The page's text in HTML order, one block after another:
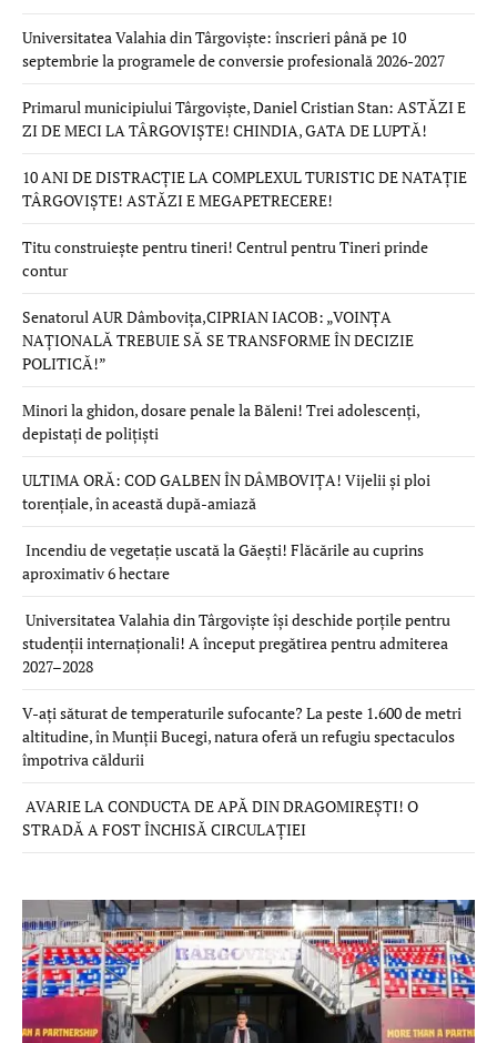
Universitatea Valahia din Târgoviște: înscrieri până pe 10
septembrie la programele de conversie profesională 2026-2027
Primarul municipiului Târgoviște, Daniel Cristian Stan: ASTĂZI E
ZI DE MECI LA TÂRGOVIȘTE! CHINDIA, GATA DE LUPTĂ!
10 ANI DE DISTRACȚIE LA COMPLEXUL TURISTIC DE NATAȚIE
TÂRGOVIȘTE! ASTĂZI E MEGAPETRECERE!
Titu construiește pentru tineri! Centrul pentru Tineri prinde
contur
Senatorul AUR Dâmbovița,CIPRIAN IACOB: „VOINȚA
NAȚIONALĂ TREBUIE SĂ SE TRANSFORME ÎN DECIZIE
POLITICĂ!”
Minori la ghidon, dosare penale la Băleni! Trei adolescenți,
depistați de polițiști
ULTIMA ORĂ: COD GALBEN ÎN DÂMBOVIȚA! Vijelii și ploi
torențiale, în această după-amiază
Incendiu de vegetație uscată la Găești! Flăcările au cuprins
aproximativ 6 hectare
Universitatea Valahia din Târgoviște își deschide porțile pentru
studenții internaționali! A început pregătirea pentru admiterea
2027–2028
V-ați săturat de temperaturile sufocante? La peste 1.600 de metri
altitudine, în Munții Bucegi, natura oferă un refugiu spectaculos
împotriva căldurii
AVARIE LA CONDUCTA DE APĂ DIN DRAGOMIREȘTI! O
STRADĂ A FOST ÎNCHISĂ CIRCULAȚIEI